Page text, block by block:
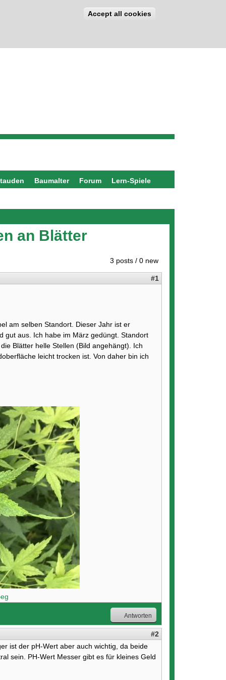
Accept all cookies
Baumalter Forum Lern-Spiele
an Blätter
3 posts / 0 new
#1
am selben Standort. Dieser Jahr ist er
gut aus. Ich habe im März gedüngt. Standort
Blätter helle Stellen (Bild angehängt). Ich
leicht trocken ist. Von daher bin ich
Antworten
#2
ist der pH-Wert aber auch wichtig, da beide
sein. PH-Wert Messer gibt es für kleines Geld